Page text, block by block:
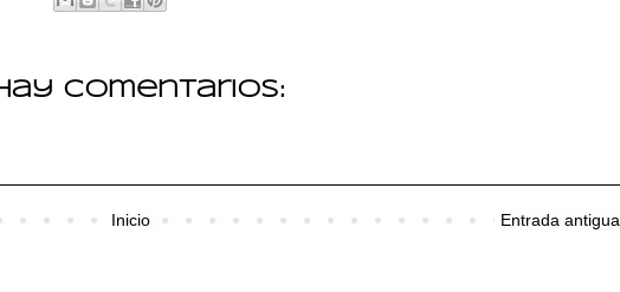
comentarios:
Entrada antigua
Inicio